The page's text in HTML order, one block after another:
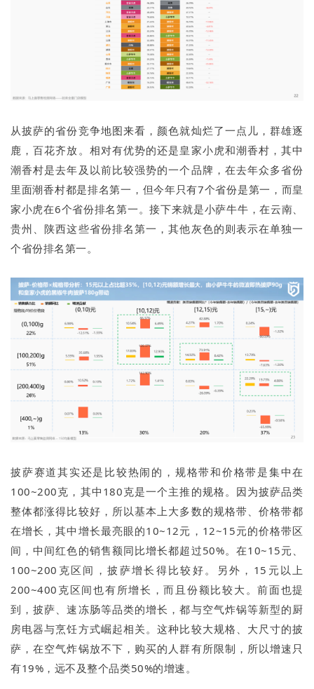
从披萨的省份竞争地图来看，颜色就灿烂了一点儿，群雄逐
鹿，百花齐放。相对有优势的还是皇家小虎和潮香村，其中
潮香村是去年及以前比较强势的一个品牌，在去年众多省份
里面潮香村都是排名第一，但今年只有7个省份是第一，而皇
家小虎在6个省份排名第一。接下来就是小萨牛牛，在云南、
贵州、陕西这些省份排名第一，其他灰色的则表示在单独一
个省份排名第一。
披萨赛道其实还是比较热闹的，规格带和价格带是集中在
100~200克，其中180克是一个主推的规格。因为披萨品类
整体都涨得比较好，所以基本上大多数的规格带、价格带都
在增长，其中增长最亮眼的10~12元，12~15元的价格带区
间，中间红色的销售额同比增长都超过50%。在10~15元、
100~200克区间，披萨增长得比较好。另外，15元以上
200~400克区间也有所增长，而且份额比较大。前面也提
到，披萨、速冻肠等品类的增长，都与空气炸锅等新型的厨
房电器与烹饪方式崛起相关。这种比较大规格、大尺寸的披
萨，在空气炸锅放不下，购买的人群有所限制，所以增速只
有19%，远不及整个品类50%的增速。